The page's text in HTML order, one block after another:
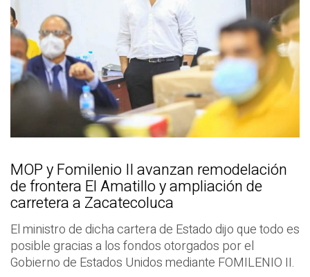
MOP y Fomilenio II avanzan remodelación
de frontera El Amatillo y ampliación de
carretera a Zacatecoluca
El ministro de dicha cartera de Estado dijo que todo es
posible gracias a los fondos otorgados por el
Gobierno de Estados Unidos mediante FOMILENIO II.